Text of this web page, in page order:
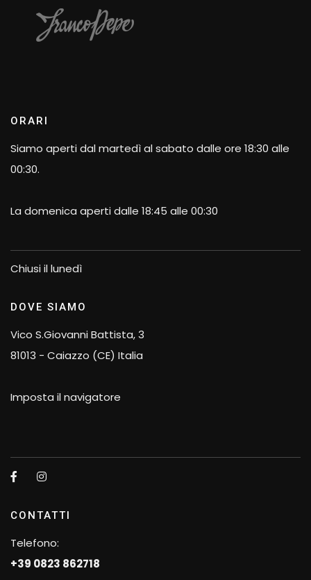
ORARI
Siamo aperti dal martedì al sabato dalle ore 18:30 alle
00:30.
La domenica aperti dalle 18:45 alle 00:30
Chiusi il lunedì
DOVE SIAMO
Vico S.Giovanni Battista, 3
81013 - Caiazzo (CE) Italia
Imposta il navigatore
CONTATTI
Telefono:
+39 0823 862718